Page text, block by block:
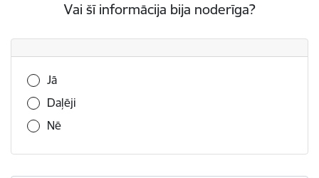
Vai šī informācija bija noderīga?
Vai šī informācija bija noderīga?
Jā
Daļēji
Nē